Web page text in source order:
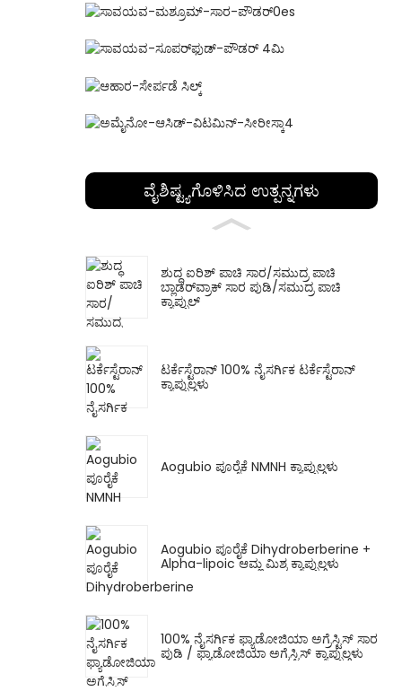
ವೈಶಿಷ್ಟ್ಯಗೊಳಿಸಿದ ಉತ್ಪನ್ನಗಳು
ಶುದ್ಧ ಐರಿಶ್ ಪಾಚಿ ಸಾರ/ಸಮುದ್ರ ಪಾಚಿ
ಬ್ಲಾಡರ್‌ವ್ರಾಕ್ ಸಾರ ಪುಡಿ/ಸಮುದ್ರ ಪಾಚಿ
ಕ್ಯಾಪ್ಸುಲ್
ಟರ್ಕೆಸ್ಟೆರಾನ್ 100% ನೈಸರ್ಗಿಕ ಟರ್ಕೆಸ್ಟೆರಾನ್
ಕ್ಯಾಪ್ಸುಲ್ಗಳು
Aogubio ಪೂರೈಕೆ NMNH ಕ್ಯಾಪ್ಸುಲ್ಗಳು
Aogubio ಪೂರೈಕೆ Dihydroberberine +
Alpha-lipoic ಆಮ್ಲ ಮಿಶ್ರ ಕ್ಯಾಪ್ಸುಲ್ಗಳು
100% ನೈಸರ್ಗಿಕ ಫ್ಯಾಡೋಜಿಯಾ ಅಗ್ರೆಸ್ಟಿಸ್ ಸಾರ
ಪುಡಿ / ಫ್ಯಾಡೋಜಿಯಾ ಅಗ್ರೆಸ್ಟಿಸ್ ಕ್ಯಾಪ್ಸುಲ್ಗಳು